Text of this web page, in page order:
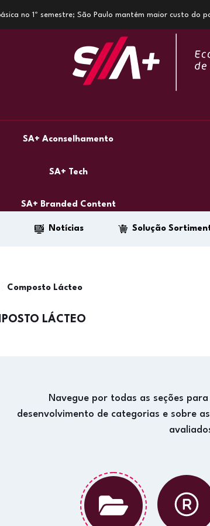
no 1º semestre; São Paulo mantém maior custo do
SA+ Aconselhamento
SA+ Tech
SA+ Branded Content
Notícias Solução
Composto Lácteo
LÁCTEO
Navegue por todas as seções
desenvolvimento de categorias e sobre